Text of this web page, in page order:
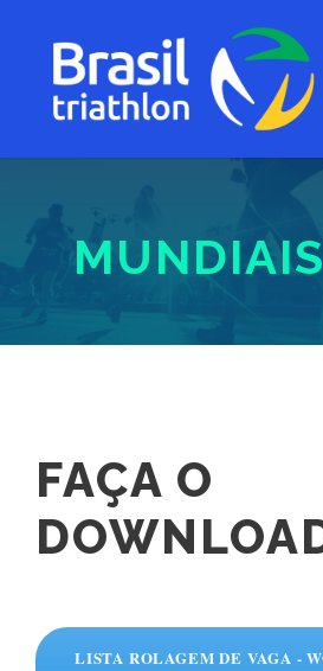
FAÇA O
LISTA ROLAGEM DE VAGA -